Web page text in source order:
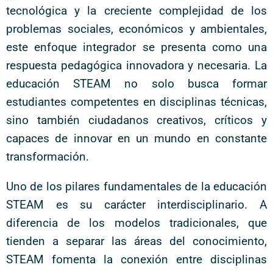
tecnológica y la creciente complejidad de los
problemas sociales, económicos y ambientales,
este enfoque integrador se presenta como una
respuesta pedagógica innovadora y necesaria. La
educación STEAM no solo busca formar
estudiantes competentes en disciplinas técnicas,
sino también ciudadanos creativos, críticos y
capaces de innovar en un mundo en constante
transformación.
Uno de los pilares fundamentales de la educación
STEAM es su carácter interdisciplinario. A
diferencia de los modelos tradicionales, que
tienden a separar las áreas del conocimiento,
STEAM fomenta la conexión entre disciplinas